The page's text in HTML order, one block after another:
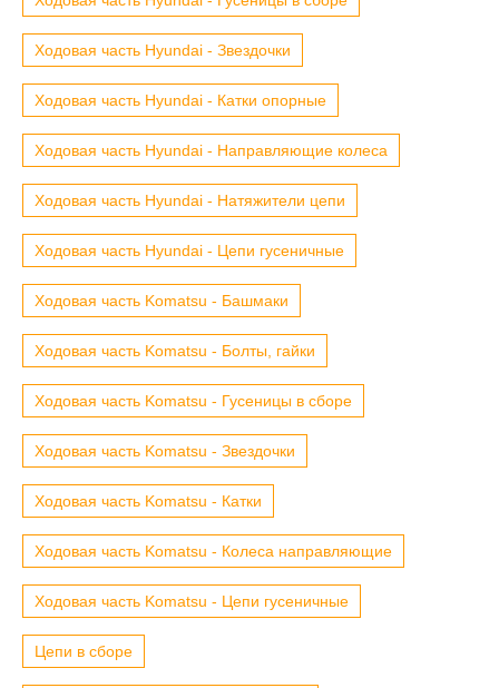
Ходовая часть Hyundai - Звездочки
Ходовая часть Hyundai - Катки опорные
Ходовая часть Hyundai - Направляющие колеса
Ходовая часть Hyundai - Натяжители цепи
Ходовая часть Hyundai - Цепи гусеничные
Ходовая часть Komatsu - Башмаки
Ходовая часть Komatsu - Болты, гайки
Ходовая часть Komatsu - Гусеницы в сборе
Ходовая часть Komatsu - Звездочки
Ходовая часть Komatsu - Катки
Ходовая часть Komatsu - Колеса направляющие
Ходовая часть Komatsu - Цепи гусеничные
Цепи в сборе